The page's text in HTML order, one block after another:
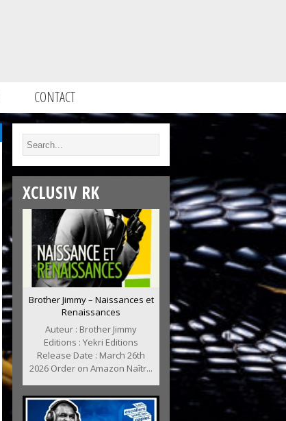
CONTACT
XCLUSIV RK
Brother Jimmy – Naissances et
Renaissances
Auteur : Brother Jimmy
Editions : Yekri Editions
Release Date : March 26th
2026 Order on Amazon Naîtr...